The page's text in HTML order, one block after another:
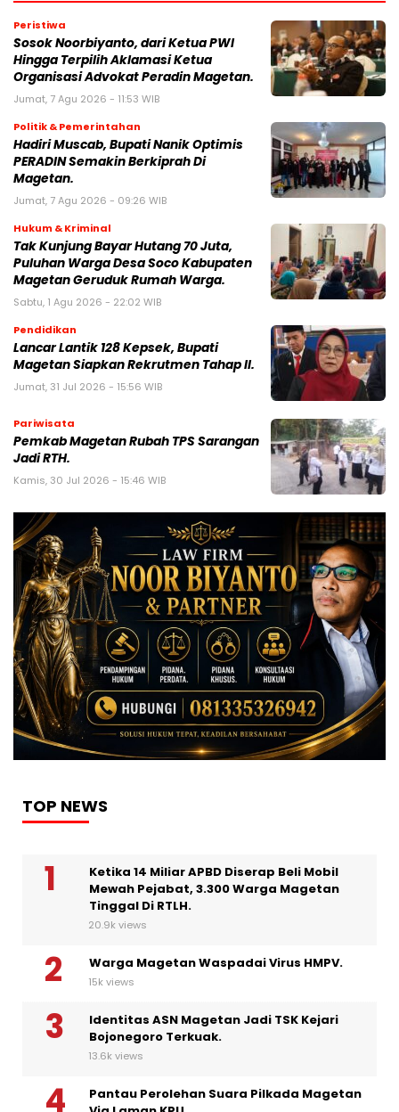
Peristiwa
Sosok Noorbiyanto, dari Ketua PWI
Hingga Terpilih Aklamasi Ketua
Organisasi Advokat Peradin Magetan.
Jumat, 7 Agu 2026 - 11:53 WIB
Politik & Pemerintahan
Hadiri Muscab, Bupati Nanik Optimis
PERADIN Semakin Berkiprah Di
Magetan.
Jumat, 7 Agu 2026 - 09:26 WIB
Hukum & Kriminal
Tak Kunjung Bayar Hutang 70 Juta,
Puluhan Warga Desa Soco Kabupaten
Magetan Geruduk Rumah Warga.
Sabtu, 1 Agu 2026 - 22:02 WIB
Pendidikan
Lancar Lantik 128 Kepsek, Bupati
Magetan Siapkan Rekrutmen Tahap II.
Jumat, 31 Jul 2026 - 15:56 WIB
Pariwisata
Pemkab Magetan Rubah TPS Sarangan
Jadi RTH.
Kamis, 30 Jul 2026 - 15:46 WIB
TOP NEWS
Ketika 14 Miliar APBD Diserap Beli Mobil
Mewah Pejabat, 3.300 Warga Magetan
Tinggal Di RTLH.
20.9k views
Warga Magetan Waspadai Virus HMPV.
15k views
Identitas ASN Magetan Jadi TSK Kejari
Bojonegoro Terkuak.
13.6k views
Pantau Perolehan Suara Pilkada Magetan